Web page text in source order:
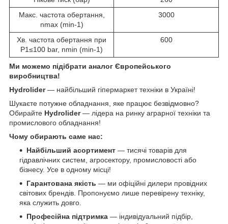
Макс. частота обертання,
nmax (min-1)
3000
Хв. частота обертання при
P1≤100 bar, nmin (min-1)
600
Ми можемо підібрати аналог Європейського
виробництва!
Hydrolider— найбільший гіпермаркет техніки в Україні!
Шукаєте потужне обладнання, яке працює безвідмовно?
Обирайте Hydrolider— лідера на ринку аграрної техніки та
промислового обладнання!
Чому обирають саме нас:
Найбільший асортимент — тисячі товарів для
гідравлічних систем, агросектору, промисловості або
бізнесу. Усе в одному місці!
Гарантована якість — ми офіційні дилери провідних
світових брендів. Пропонуємо лише перевірену техніку,
яка служить довго.
Професійна підтримка — індивідуальний підбір,